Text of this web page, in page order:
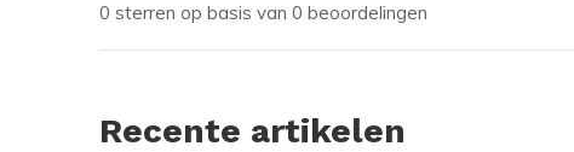
0 sterren op basis van 0 beoordelingen
Recente artikelen